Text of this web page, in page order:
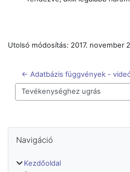
Utolsó módosítás: 2017. november
← Adatbázis függvények -
Tevékenységhez ugrás
Blokkok
Navigáció
Kezdőoldal